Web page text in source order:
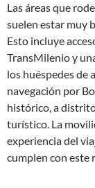
Las áreas que
suelen estar muy
Esto incluye
TransMilenio y
los huéspedes de
navegación por
histórico, a
turístico. La
experiencia del
cumplen con este